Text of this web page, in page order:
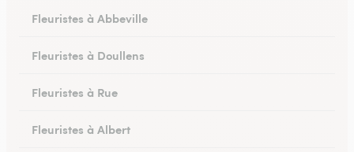
Fleuristes à Abbeville
Fleuristes à Doullens
Fleuristes à Rue
Fleuristes à Albert